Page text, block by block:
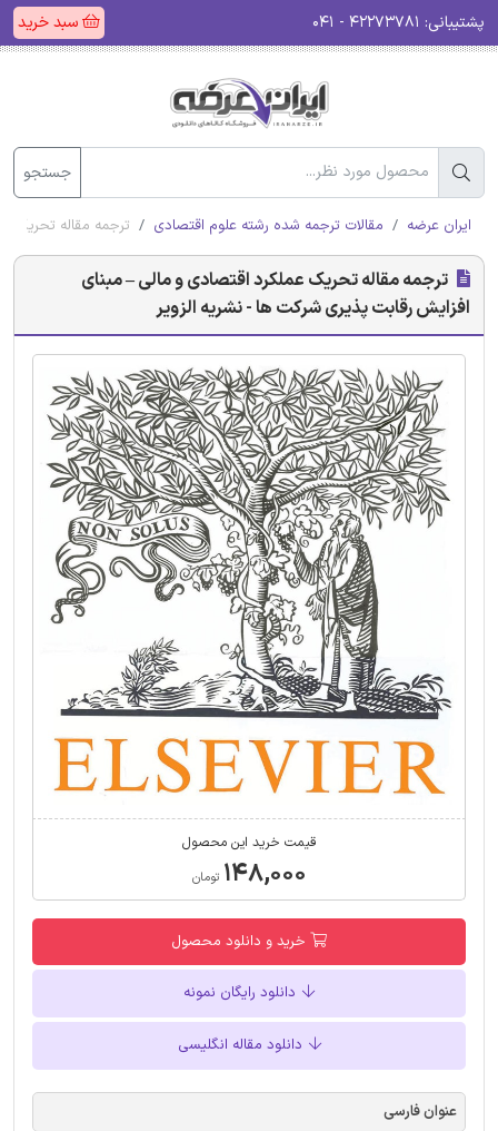
پشتیبانی: سبد خرید
جستجو
ایران عرضه مقالات ترجمه شده رشته علوم اقتصادی ترجمه مقاله تحریک
ترجمه مقاله تحریک عملکرد اقتصادی و مالی – مبنای
افزایش رقابت پذیری شرکت ها - نشریه الزویر
قیمت خرید این محصول
۱۴۸,۰۰۰ تومان
خرید و دانلود محصول
دانلود رایگان نمونه
دانلود مقاله انگلیسی
عنوان فارسی